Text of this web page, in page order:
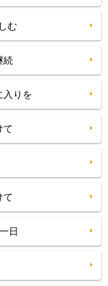
む
続
入りを
て
て
日